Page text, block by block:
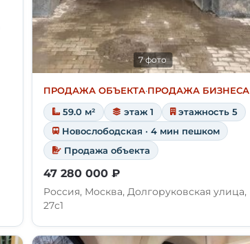
7 фото
ПРОДАЖА ОБЪЕКТА·ПРОДАЖА БИЗНЕСА
59.0 м² этаж 1
этажность 5
Новослободская · 4 мин пешком
Продажа объекта
47 280 000 ₽
Россия, Москва, Долгоруковская улица,
27с1